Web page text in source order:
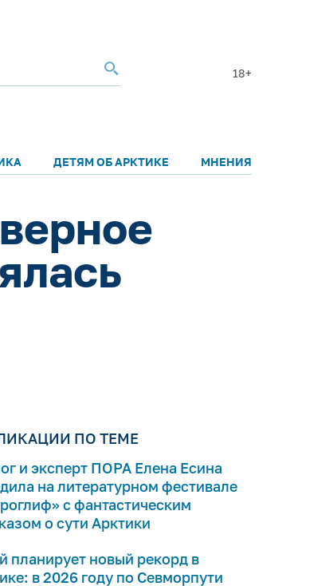
18+
ДЕТЯМ ОБ АРКТИКЕ МНЕНИЯ
ПО ТЕМЕ
и эксперт ПОРА Елена Есина
на литературном фестивале
с фантастическим
о сути Арктики
планирует новый рекорд в
в 2026 году по Севморпути